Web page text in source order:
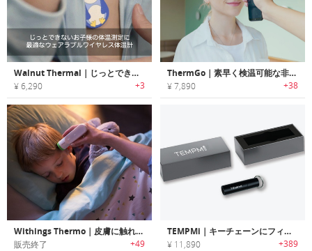
Walnut Thermal｜じっとできないお子様の体温測定に最適なウェアラブルワイヤレス体温計「ウォルナットサーマル」
¥ 6,290 +3
ThermGo｜素早く検温可能な非接触型ポータブル体温計「サームGo」
¥ 7,890 +38
Withings Thermo｜皮膚に触れずに2秒で正確に体温を計測可能なスマート温度計「サーモ」
販売終了 +49
TEMPMi｜キーチェーンにフィットする超小型非接触温度計「テンプミー」
¥ 11,890 +389